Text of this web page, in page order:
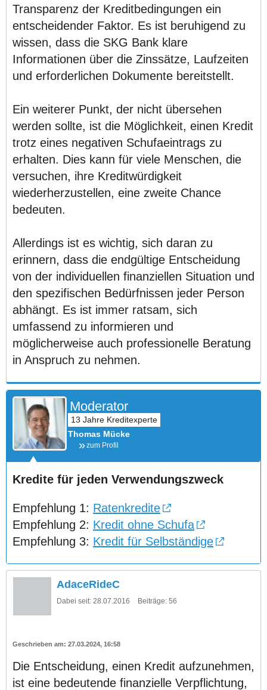
Transparenz der Kreditbedingungen ein
entscheidender Faktor. Es ist beruhigend zu
wissen, dass die SKG Bank klare
Informationen über die Zinssätze, Laufzeiten
und erforderlichen Dokumente bereitstellt.
Ein weiterer Punkt, der nicht übersehen
werden sollte, ist die Möglichkeit, einen Kredit
trotz eines negativen Schufaeintrags zu
erhalten. Dies kann für viele Menschen, die
versuchen, ihre Kreditwürdigkeit
wiederherzustellen, eine zweite Chance
bedeuten.
Allerdings ist es wichtig, sich daran zu
erinnern, dass die endgültige Entscheidung
von der individuellen finanziellen Situation und
den spezifischen Bedürfnissen jeder Person
abhängt. Es ist immer ratsam, sich
umfassend zu informieren und
möglicherweise auch professionelle Beratung
in Anspruch zu nehmen.
Moderator
Thomas Mücke
zum Profil
Kredite für jeden Verwendungszweck
Empfehlung 1: Ratenkredite
Empfehlung 2: Kredit ohne Schufa
Empfehlung 3: Kredit für Selbständige
AdaceRideC
Dabei seit: 28.07.2016 Beiträge: 56
27.03.2024, 16:58
Die Entscheidung, einen Kredit aufzunehmen,
ist eine bedeutende finanzielle Verpflichtung,